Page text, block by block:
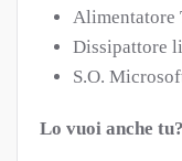
Alimentatore
Dissipattore
S.O.
Lo vuoi anche tu?